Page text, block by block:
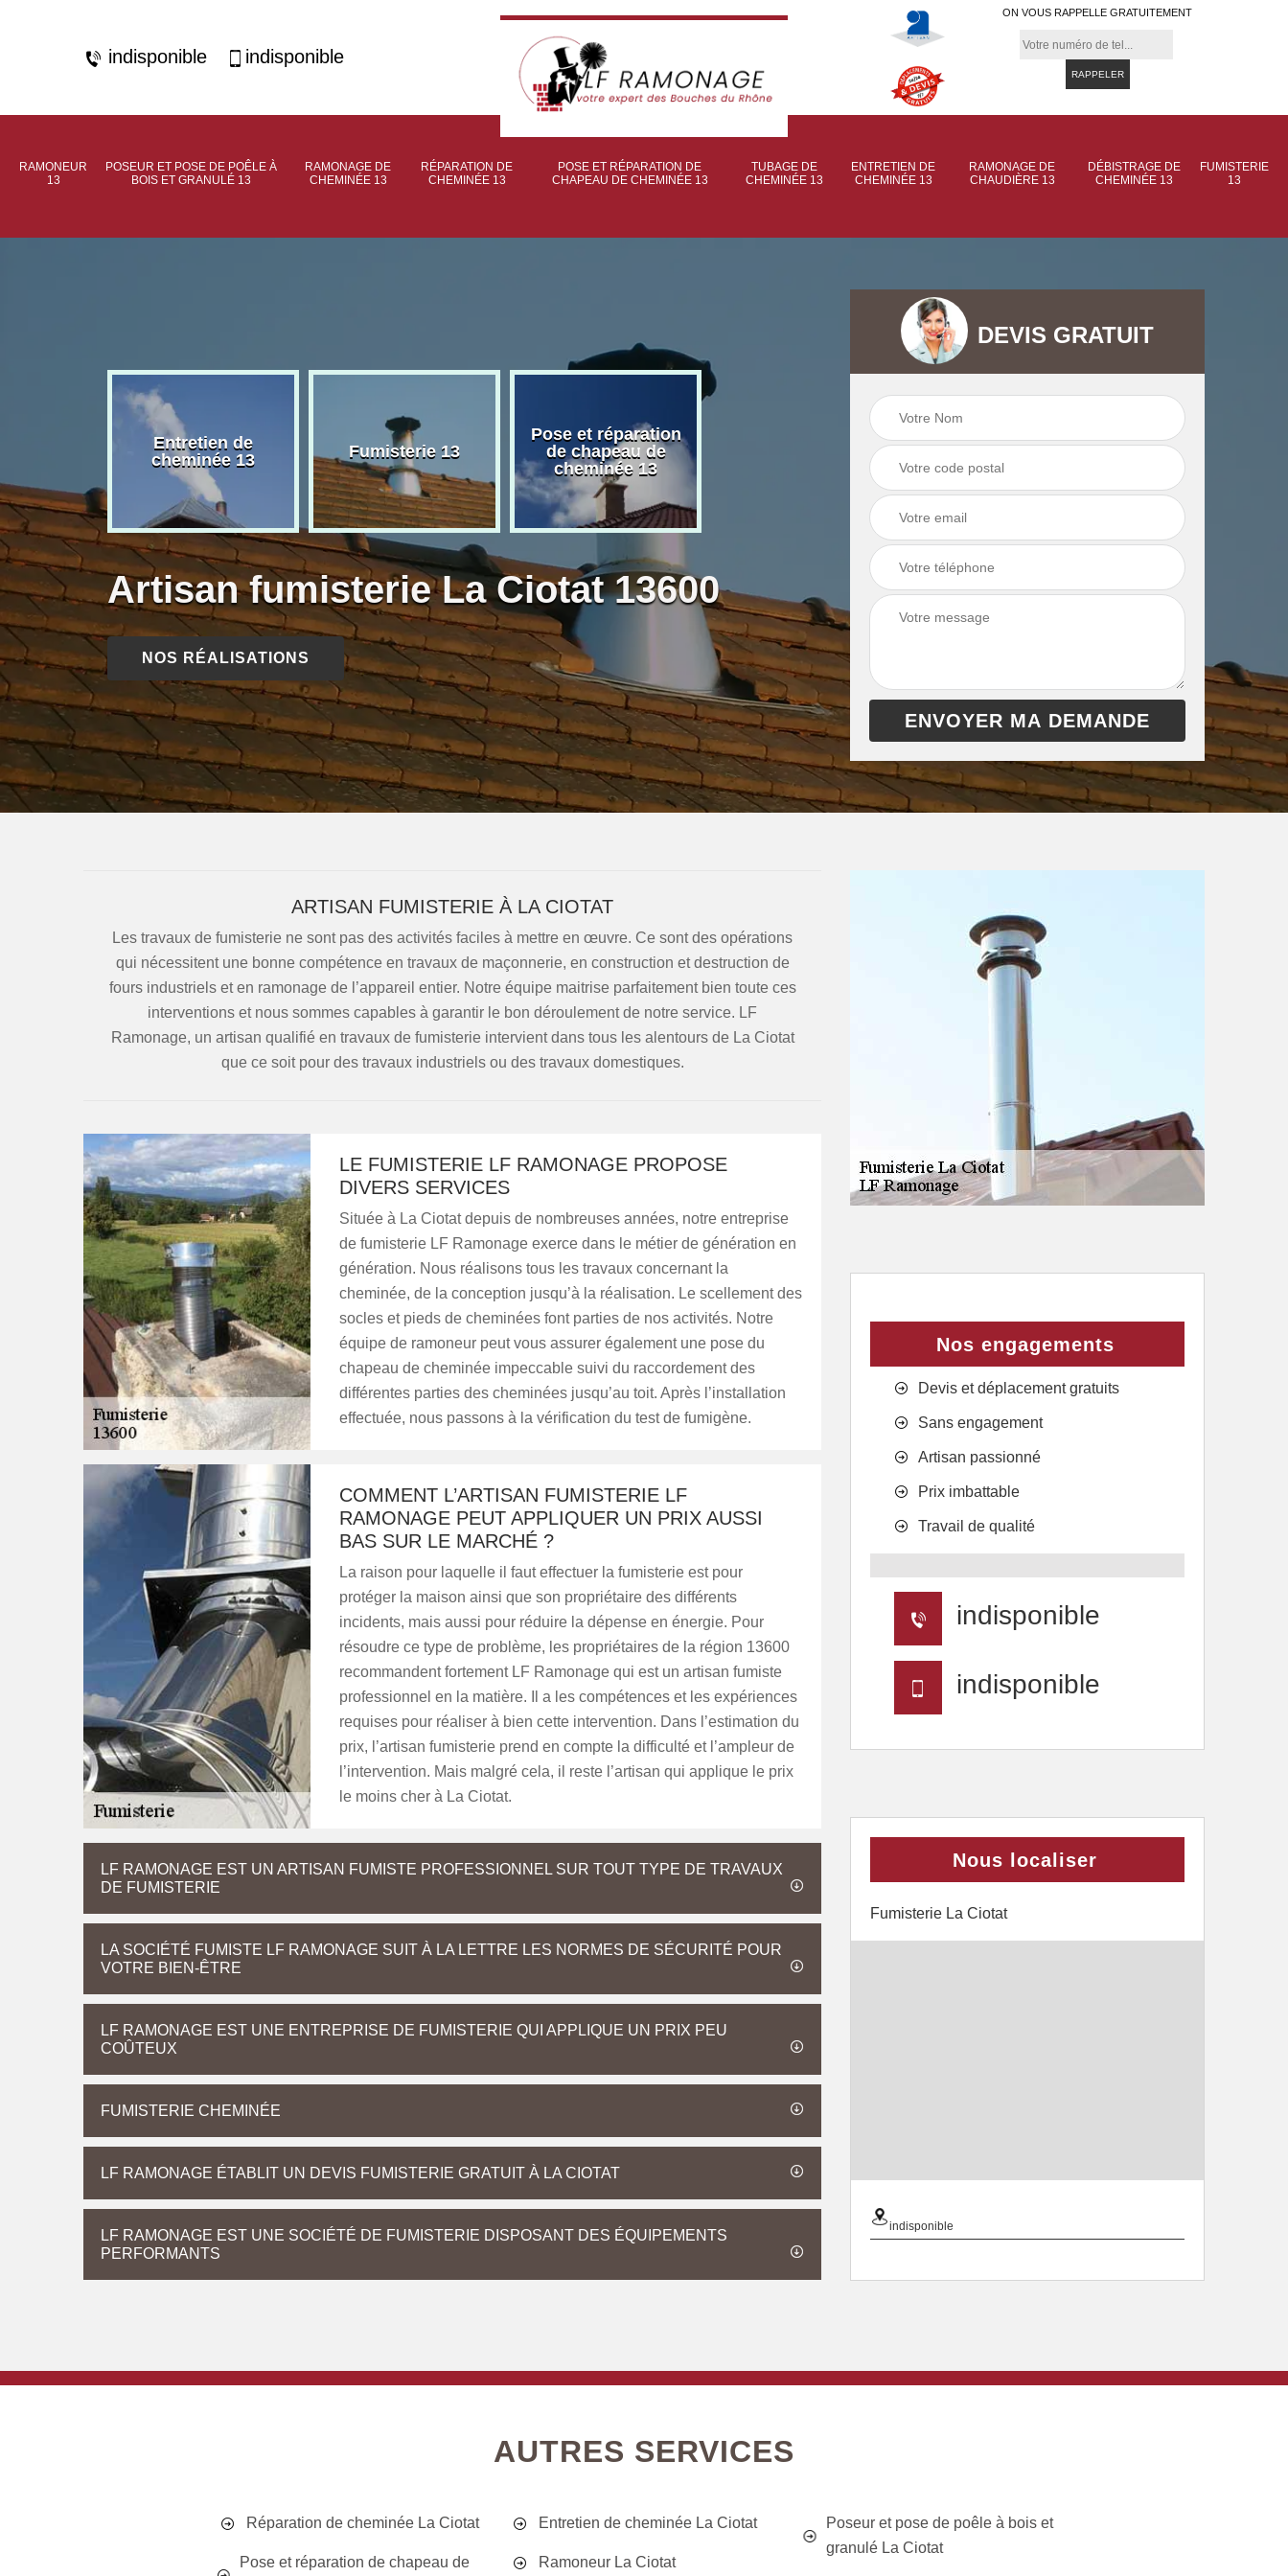
indisponible indisponible
ON VOUS RAPPELLE GRATUITEMENT
RAMONEUR
13
POSEUR ET POSE DE POÊLE À
BOIS ET GRANULÉ 13
RAMONAGE DE
CHEMINÉE 13
RÉPARATION DE
CHEMINÉE 13
POSE ET RÉPARATION DE
CHAPEAU DE CHEMINÉE 13
TUBAGE DE
CHEMINÉE 13
ENTRETIEN DE
CHEMINÉE 13
RAMONAGE DE
CHAUDIÈRE 13
DÉBISTRAGE DE
CHEMINÉE 13
FUMISTERIE
13
Entretien de
cheminée 13
Fumisterie 13
Pose et réparation
de chapeau de
cheminée 13
Poseur et pose de
Ramonage de
chaudière 13
Ramonage de
cheminée 13
Artisan fumisterie La Ciotat 13600
NOS RÉALISATIONS
DEVIS GRATUIT
ARTISAN FUMISTERIE À LA CIOTAT
Les travaux de fumisterie ne sont pas des activités faciles à mettre en œuvre. Ce sont des opérations
qui nécessitent une bonne compétence en travaux de maçonnerie, en construction et destruction de
fours industriels et en ramonage de l’appareil entier. Notre équipe maitrise parfaitement bien toute ces
interventions et nous sommes capables à garantir le bon déroulement de notre service. LF
Ramonage, un artisan qualifié en travaux de fumisterie intervient dans tous les alentours de La Ciotat
que ce soit pour des travaux industriels ou des travaux domestiques.
LE FUMISTERIE LF RAMONAGE PROPOSE
DIVERS SERVICES
Située à La Ciotat depuis de nombreuses années, notre entreprise
de fumisterie LF Ramonage exerce dans le métier de génération en
génération. Nous réalisons tous les travaux concernant la
cheminée, de la conception jusqu’à la réalisation. Le scellement des
socles et pieds de cheminées font parties de nos activités. Notre
équipe de ramoneur peut vous assurer également une pose du
chapeau de cheminée impeccable suivi du raccordement des
différentes parties des cheminées jusqu’au toit. Après l’installation
effectuée, nous passons à la vérification du test de fumigène.
COMMENT L’ARTISAN FUMISTERIE LF
RAMONAGE PEUT APPLIQUER UN PRIX AUSSI
BAS SUR LE MARCHÉ ?
La raison pour laquelle il faut effectuer la fumisterie est pour
protéger la maison ainsi que son propriétaire des différents
incidents, mais aussi pour réduire la dépense en énergie. Pour
résoudre ce type de problème, les propriétaires de la région 13600
recommandent fortement LF Ramonage qui est un artisan fumiste
professionnel en la matière. Il a les compétences et les expériences
requises pour réaliser à bien cette intervention. Dans l’estimation du
prix, l’artisan fumisterie prend en compte la difficulté et l’ampleur de
l’intervention. Mais malgré cela, il reste l’artisan qui applique le prix
le moins cher à La Ciotat.
LF RAMONAGE EST UN ARTISAN FUMISTE PROFESSIONNEL SUR TOUT TYPE DE TRAVAUX
DE FUMISTERIE
LA SOCIÉTÉ FUMISTE LF RAMONAGE SUIT À LA LETTRE LES NORMES DE SÉCURITÉ POUR
VOTRE BIEN-ÊTRE
LF RAMONAGE EST UNE ENTREPRISE DE FUMISTERIE QUI APPLIQUE UN PRIX PEU
COÛTEUX
FUMISTERIE CHEMINÉE
LF RAMONAGE ÉTABLIT UN DEVIS FUMISTERIE GRATUIT À LA CIOTAT
LF RAMONAGE EST UNE SOCIÉTÉ DE FUMISTERIE DISPOSANT DES ÉQUIPEMENTS
PERFORMANTS
Nos engagements
Devis et déplacement gratuits
Sans engagement
Artisan passionné
Prix imbattable
Travail de qualité
indisponible
indisponible
Nous localiser
Fumisterie La Ciotat
indisponible
AUTRES SERVICES
Réparation de cheminée La Ciotat
Pose et réparation de chapeau de
Entretien de cheminée La Ciotat
Ramoneur La Ciotat
Poseur et pose de poêle à bois et
granulé La Ciotat